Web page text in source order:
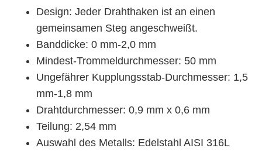
Design: Jeder Drahthaken ist an einen
gemeinsamen Steg angeschweißt.
Banddicke: 0 mm-2,0 mm
Mindest-Trommeldurchmesser: 50 mm
Ungefährer Kupplungsstab-Durchmesser: 1,5
mm-1,8 mm
Drahtdurchmesser: 0,9 mm x 0,6 mm
Teilung: 2,54 mm
Auswahl des Metalls: Edelstahl AISI 316L